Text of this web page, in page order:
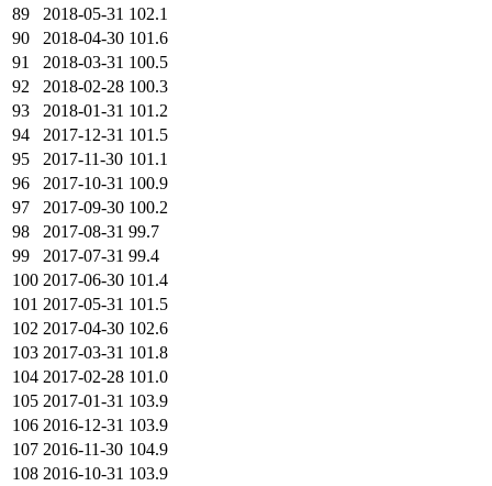
89
2018-05-31 102.1
90
2018-04-30 101.6
91
2018-03-31 100.5
92
2018-02-28 100.3
93
2018-01-31 101.2
94
2017-12-31 101.5
95
2017-11-30 101.1
96
2017-10-31 100.9
97
2017-09-30 100.2
98
2017-08-31 99.7
99
2017-07-31 99.4
100 2017-06-30 101.4
101 2017-05-31 101.5
102 2017-04-30 102.6
103 2017-03-31 101.8
104 2017-02-28 101.0
105 2017-01-31 103.9
106 2016-12-31 103.9
107 2016-11-30 104.9
108 2016-10-31 103.9